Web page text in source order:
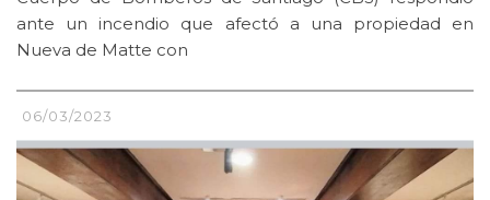
ante un incendio que afectó a una propiedad en
Nueva de Matte con
06/03/2023